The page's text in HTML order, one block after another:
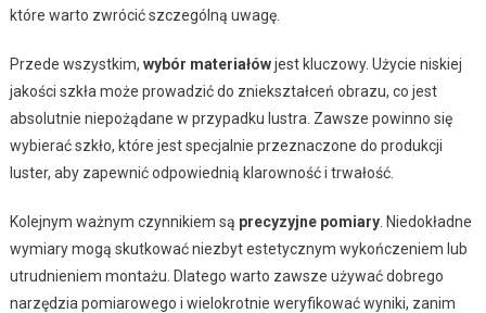
które warto zwrócić szczególną uwagę.
Przede wszystkim, wybór materiałówjest kluczowy. Użycie niskiej
jakości szkła może prowadzić do zniekształceń obrazu, co jest
absolutnie niepożądane w przypadku lustra. Zawsze powinno się
wybierać szkło, które jest specjalnie przeznaczone do produkcji
luster, aby zapewnić odpowiednią klarowność i trwałość.
Kolejnym ważnym czynnikiem są precyzyjne pomiary. Niedokładne
wymiary mogą skutkować niezbyt estetycznym wykończeniem lub
utrudnieniem montażu. Dlatego warto zawsze używać dobrego
narzędzia pomiarowego i wielokrotnie weryfikować wyniki, zanim